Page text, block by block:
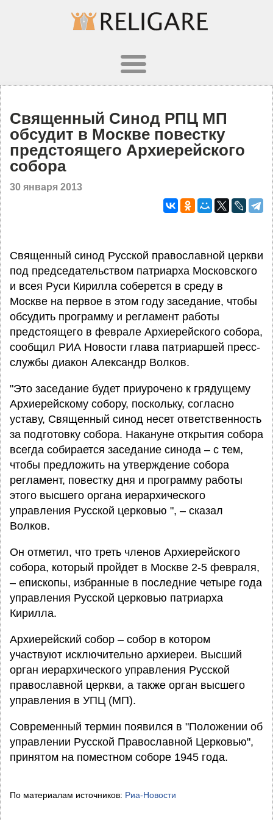
Священный Синод РПЦ МП
обсудит в Москве повестку
предстоящего Архиерейского
собора
30 января 2013
Священный синод Русской православной церкви
под председательством патриарха Московского
и всея Руси Кирилла соберется в среду в
Москве на первое в этом году заседание, чтобы
обсудить программу и регламент работы
предстоящего в феврале Архиерейского собора,
сообщил РИА Новости глава патриаршей пресс-
службы диакон Александр Волков.
"Это заседание будет приурочено к грядущему
Архиерейскому собору, поскольку, согласно
уставу, Священный синод несет ответственность
за подготовку собора. Накануне открытия собора
всегда собирается заседание синода – с тем,
чтобы предложить на утверждение собора
регламент, повестку дня и программу работы
этого высшего органа иерархического
управления Русской церковью ", – сказал
Волков.
Он отметил, что треть членов Архиерейского
собора, который пройдет в Москве 2-5 февраля,
– епископы, избранные в последние четыре года
управления Русской церковью патриарха
Кирилла.
Архиерейский собор – собор в котором
участвуют исключительно архиереи. Высший
орган иерархического управления Русской
православной церкви, а также орган высшего
управления в УПЦ (МП).
Современный термин появился в "Положении об
управлении Русской Православной Церковью",
принятом на поместном соборе 1945 года.
По материалам источников: Риа-Новости